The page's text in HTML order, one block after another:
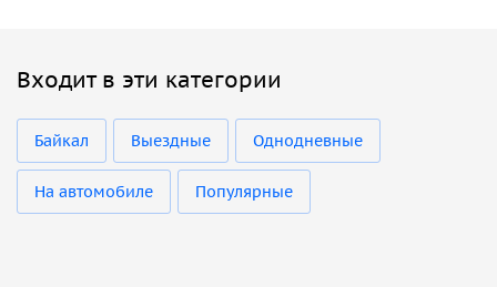
Входит в эти категории
Байкал Выездные Однодневные
На автомобиле Популярные